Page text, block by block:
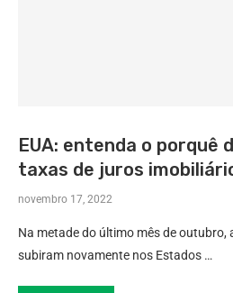
EUA: entenda o porquê
taxas de juros
novembro 17, 2022
Na metade do último mês de outubro,
subiram novamente nos Estados …